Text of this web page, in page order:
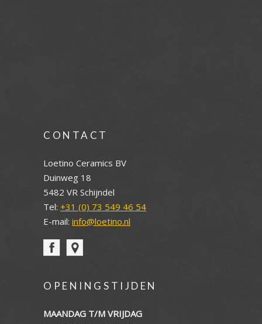
CONTACT
Loetino Ceramics BV
Duinweg 18
5482 VR Schijndel
Tel: +31 (0) 73 549 46 54
E-mail: info@loetino.nl
OPENINGSTIJDEN
MAANDAG T/M VRIJDAG